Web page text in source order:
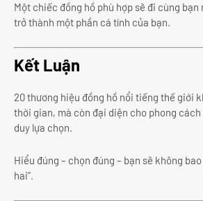
Một chiếc đồng hồ phù hợp sẽ đi cùng
trở thành một phần cá tính của bạn.
Kết Luận
20 thương hiệu đồng hồ nổi tiếng thế giới
thời gian, mà còn đại diện cho phong
duy lựa chọn.
Hiểu đúng – chọn đúng – bạn sẽ không
hai”.